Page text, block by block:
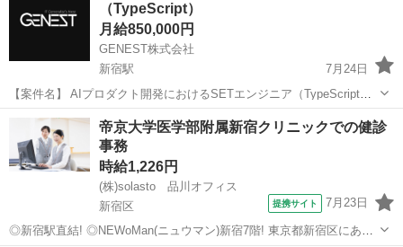
（TypeScript）
月給850,000円
GENEST株式会社
新宿駅
7月24日
【案件名】 AIプロダクト開発におけるSETエンジニア（TypeScript）
【業務内容】 ・AIを活用したWebサービス開発において、QA体制の
整備およびテスト自動化をご担当いただきます。 ・テスト設計から
自...
東京 新宿区 新宿駅 エンジニア AWS
帝京大学医学部附属新宿クリニックでの健診
事務
時給1,226円
(株)solasto 品川オフィス
新宿区
提携サイト 7月23日
◎新宿駅直結! ◎NEWoMan(ニュウマン)新宿7階! 東京都新宿区にある